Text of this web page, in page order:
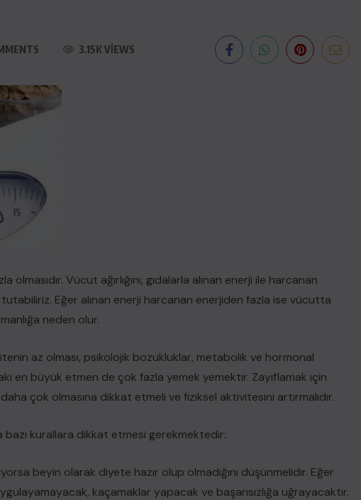
3.15K VIEWS
olmasıdır. Vücut ağırlığını, gıdalarla alınan enerji ile harcanan
Eğer alınan enerji harcanan enerjiden fazla ise vücutta
neden olur.
az olması, psikolojik bozukluklar, metabolik ve hormonal
en büyük etmen de çok fazla yemek yemektir. Zayıflamak için
çok olmasına dikkat etmeli ve fiziksel aktivitesini artırmalıdır.
kurallara dikkat etmesi gerekmektedir:
beyin olarak diyete hazır olup olmadığını düşünmelidir. Eğer
kaçamaklar yapacak ve başarısızlığa uğrayacaktır.